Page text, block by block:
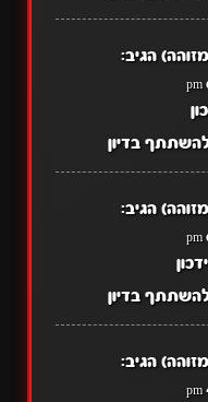
הגיב:
בדיון
הגיב:
בדיון
הגיב: